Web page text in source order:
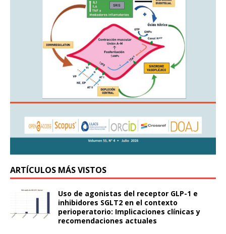
ARTÍCULOS MÁS VISTOS
Uso de agonistas del receptor GLP-1 e
inhibidores SGLT2 en el contexto
perioperatorio: Implicaciones clínicas y
recomendaciones actuales